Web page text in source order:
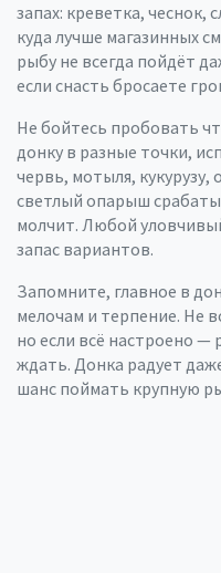
запах: креветка, чеснок,
куда лучше магазинных
рыбу не всегда пойдёт
если снасть бросаете
Не бойтесь пробовать
донку в разные точки,
червь, мотыля,
светлый опарыш
молчит. Любой
запас вариантов.
Запомните, главное в
мелочам и терпение. Не
но если всё настроено —
ждать. Донка радует
шанс поймать крупную